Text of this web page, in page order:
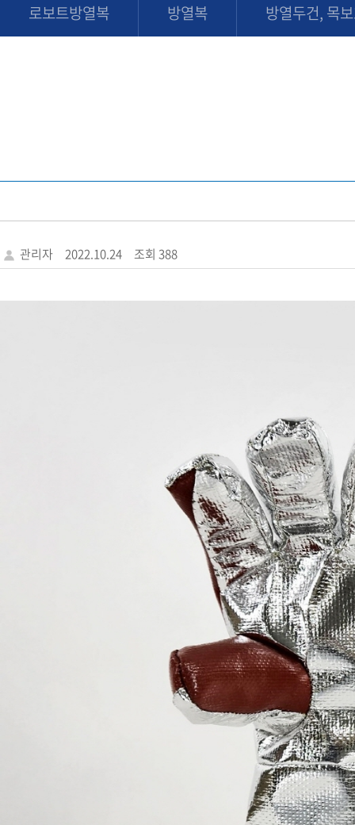
로보트방열복 방열복 방열두건, 목
관리자 2022.10.24 조회 388